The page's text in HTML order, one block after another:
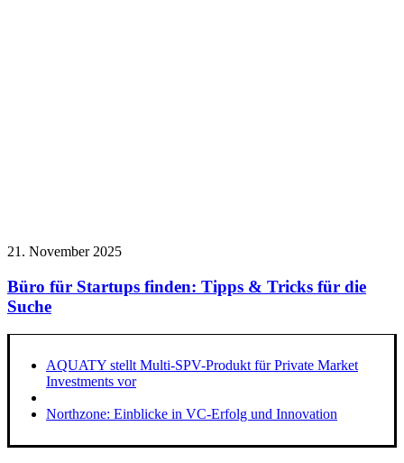
21. November 2025
Büro für Startups finden: Tipps & Tricks für die
Suche
AQUATY stellt Multi-SPV-Produkt für Private Market
Investments vor
Northzone: Einblicke in VC-Erfolg und Innovation